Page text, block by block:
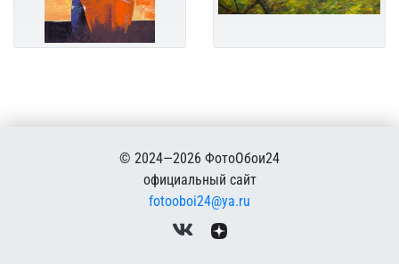
© 2024—2026 ФотоОбои24
официальный сайт
fotooboi24@ya.ru